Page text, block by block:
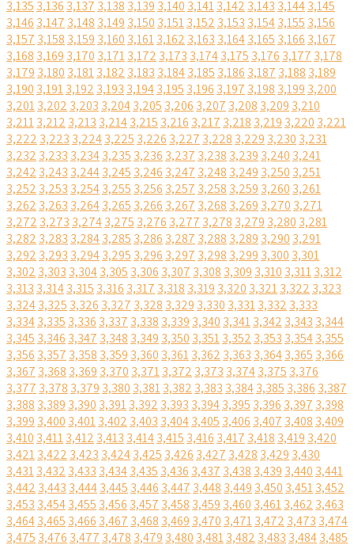
3,135 3,136 3,137 3,138 3,139 3,140 3,1413,142 3,143 3,1443,145
3,146 3,147 3,148 3,149 3,150 3,1513,152 3,153 3,1543,155 3,156
3,157 3,158 3,159 3,160 3,1613,162 3,163 3,1643,165 3,166 3,167
3,168 3,169 3,170 3,1713,172 3,173 3,1743,175 3,176 3,177 3,178
3,179 3,180 3,1813,182 3,183 3,1843,185 3,186 3,187 3,188 3,189
3,190 3,1913,192 3,193 3,1943,195 3,196 3,197 3,198 3,199 3,200
3,2013,202 3,203 3,2043,205 3,206 3,207 3,208 3,209 3,210
3,2113,212 3,213 3,2143,215 3,216 3,217 3,218 3,219 3,220 3,221
3,222 3,223 3,2243,225 3,226 3,227 3,228 3,229 3,230 3,231
3,232 3,233 3,2343,235 3,236 3,237 3,238 3,239 3,240 3,241
3,242 3,243 3,2443,245 3,246 3,247 3,248 3,249 3,250 3,251
3,252 3,253 3,2543,255 3,256 3,257 3,258 3,259 3,260 3,261
3,262 3,263 3,2643,265 3,266 3,267 3,268 3,269 3,270 3,271
3,272 3,273 3,2743,275 3,276 3,277 3,278 3,279 3,280 3,281
3,282 3,283 3,2843,285 3,286 3,287 3,288 3,289 3,290 3,291
3,292 3,293 3,2943,295 3,296 3,297 3,298 3,299 3,300 3,301
3,302 3,303 3,3043,305 3,306 3,307 3,308 3,309 3,310 3,3113,312
3,313 3,3143,315 3,316 3,317 3,318 3,319 3,320 3,3213,322 3,323
3,3243,325 3,326 3,327 3,328 3,329 3,330 3,3313,332 3,333
3,3343,335 3,336 3,337 3,338 3,339 3,340 3,3413,342 3,343 3,344
3,345 3,346 3,347 3,348 3,349 3,350 3,3513,352 3,353 3,3543,355
3,356 3,357 3,358 3,359 3,360 3,3613,362 3,363 3,3643,365 3,366
3,367 3,368 3,369 3,370 3,3713,372 3,373 3,3743,375 3,376
3,377 3,378 3,379 3,380 3,3813,382 3,383 3,3843,385 3,386 3,387
3,388 3,389 3,390 3,3913,392 3,393 3,3943,395 3,396 3,397 3,398
3,399 3,400 3,4013,402 3,403 3,4043,405 3,406 3,407 3,408 3,409
3,410 3,4113,412 3,413 3,4143,415 3,416 3,417 3,418 3,419 3,420
3,4213,422 3,423 3,4243,425 3,426 3,427 3,428 3,429 3,430
3,4313,432 3,433 3,4343,435 3,436 3,437 3,438 3,439 3,440 3,441
3,442 3,443 3,4443,445 3,446 3,447 3,448 3,449 3,450 3,4513,452
3,453 3,4543,455 3,456 3,457 3,458 3,459 3,460 3,4613,462 3,463
3,4643,465 3,466 3,467 3,468 3,469 3,470 3,4713,472 3,473 3,474
3,475 3,476 3,477 3,478 3,479 3,480 3,4813,482 3,483 3,4843,485